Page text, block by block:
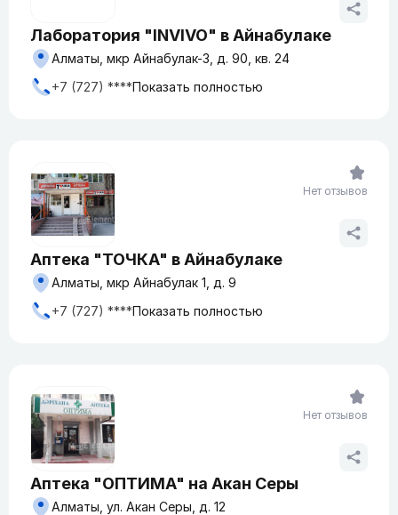
Лаборатория "INVIVO" в Айнабулаке
Алматы, мкр Айнабулак-3, д. 90, кв. 24
+7 (727) ****Показать полностью
Аптека "ТОЧКА" в Айнабулаке
Алматы, мкр Айнабулак 1, д. 9
+7 (727) ****Показать полностью
Нет отзывов
Аптека "ОПТИМА" на Акан Серы
Алматы, ул. Акан Серы, д. 12
Нет отзывов